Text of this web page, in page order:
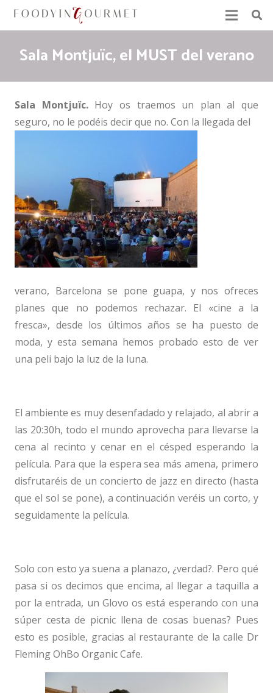
Sala Montjuïc, el MUST del verano
Sala Montjuïc.Hoy os traemos un plan al que
seguro, no le podéis decir que no. Con la llegada del
verano, Barcelona se pone guapa, y nos ofreces
planes que no podemos rechazar. El «cine a la
fresca», desde los últimos años se ha puesto de
moda, y esta semana hemos probado esto de ver
una peli bajo la luz de la luna.
El ambiente es muy desenfadado y relajado, al abrir a
las 20:30h, todo el mundo aprovecha para llevarse la
cena al recinto y cenar en el césped esperando la
película. Para que la espera sea más amena, primero
disfrutaréis de un concierto de jazz en directo (hasta
que el sol se pone), a continuación veréis un corto, y
seguidamente la película.
Solo con esto ya suena a planazo, ¿verdad?. Pero qué
pasa si os decimos que encima, al llegar a taquilla a
por la entrada, un Glovo os está esperando con una
súper cesta de picnic llena de cosas buenas? Pues
esto es posible, gracias al restaurante de la calle Dr
Fleming OhBo Organic Cafe.